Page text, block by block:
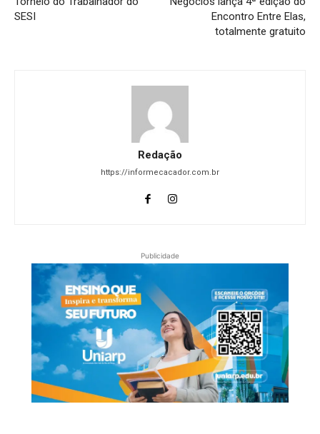
SESI
Encontro Entre Elas,
totalmente gratuito
Redação
https://informecacador.com.br
Publicidade